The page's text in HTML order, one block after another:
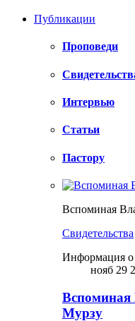
Публикации
Проповеди
Интервью
Статьи
Пастору
Вспоминая
Свидетельства
Информация о
нояб 29
Вспоминая
Мурзу